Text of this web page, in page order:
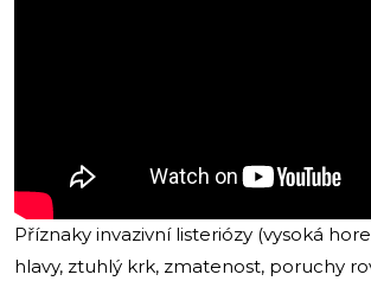
Příznaky invazivní listeriózy (vysoká
hlavy, ztuhlý krk, zmatenost, poruchy